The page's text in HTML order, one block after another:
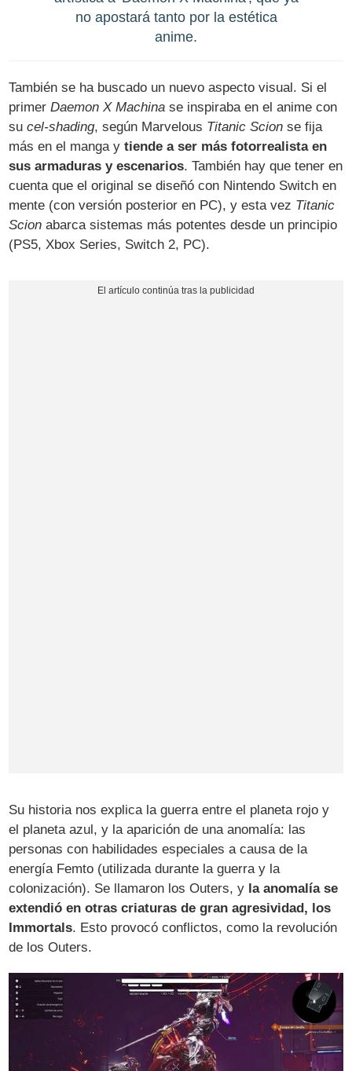
no apostará tanto por la estética
anime.
También se ha buscado un nuevo aspecto visual. Si el
primer Daemon X Machina se inspiraba en el anime con
sucel-shading, según Marvelous Titanic Scion se fija
más en el manga ytiende a ser más fotorrealista en
sus armaduras y escenarios. También hay que tener en
cuenta que el original se diseñó con Nintendo Switch en
mente (con versión posterior en PC), y esta vez Titanic
Scion abarca sistemas más potentes desde un principio
(PS5, Xbox Series, Switch 2, PC).
Su historia nos explica la guerra entre el planeta rojo y
el planeta azul, y la aparición de una anomalía: las
personas con habilidades especiales a causa de la
energía Femto (utilizada durante la guerra y la
colonización). Se llamaron los Outers, y la anomalía se
extendió en otras criaturas de gran agresividad, los
Immortals. Esto provocó conflictos, como la revolución
de los Outers.